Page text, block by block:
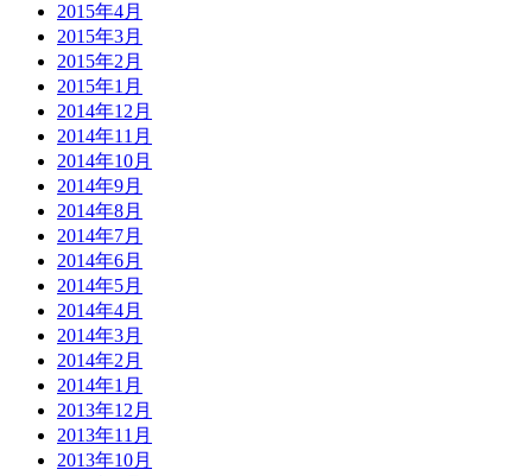
2015年4月
2015年3月
2015年2月
2015年1月
2014年12月
2014年11月
2014年10月
2014年9月
2014年8月
2014年7月
2014年6月
2014年5月
2014年4月
2014年3月
2014年2月
2014年1月
2013年12月
2013年11月
2013年10月